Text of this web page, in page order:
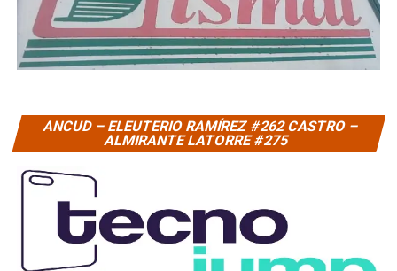
ANCUD – ELEUTERIO RAMÍREZ #262 CASTRO –
ALMIRANTE LATORRE #275